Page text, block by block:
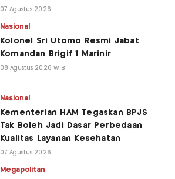
07 Agustus 2026
Nasional
Kolonel Sri Utomo Resmi Jabat
Komandan Brigif 1 Marinir
08 Agustus 2026 WIB
Nasional
Kementerian HAM Tegaskan BPJS
Tak Boleh Jadi Dasar Perbedaan
Kualitas Layanan Kesehatan
07 Agustus 2026
Megapolitan